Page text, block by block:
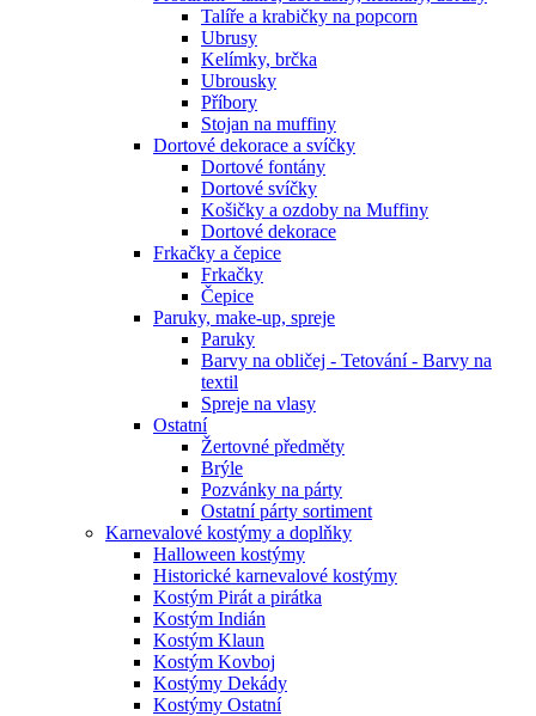
Talíře a krabičky na popcorn
Ubrusy
Kelímky, brčka
Ubrousky
Příbory
Stojan na muffiny
Dortové dekorace a svíčky
Dortové fontány
Dortové svíčky
Košičky a ozdoby na Muffiny
Dortové dekorace
Frkačky a čepice
Frkačky
Čepice
Paruky, make-up, spreje
Paruky
Barvy na obličej - Tetování - Barvy na
textil
Spreje na vlasy
Ostatní
Žertovné předměty
Brýle
Pozvánky na párty
Ostatní párty sortiment
Karnevalové kostýmy a doplňky
Halloween kostýmy
Historické karnevalové kostýmy
Kostým Pirát a pirátka
Kostým Indián
Kostým Klaun
Kostým Kovboj
Kostýmy Dekády
Kostýmy Ostatní